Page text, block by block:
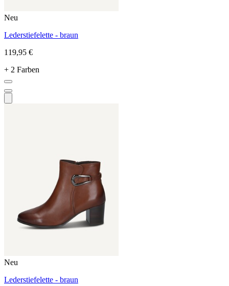
Neu
Lederstiefelette - braun
119,95 €
+ 2 Farben
Neu
Lederstiefelette - braun